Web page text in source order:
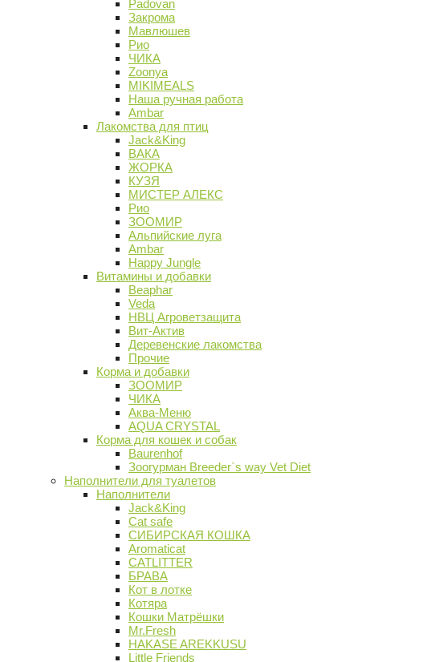
Padovan
Закрома
Мавлюшев
Рио
ЧИКА
Zoonya
MIKIMEALS
Наша ручная работа
Ambar
Лакомства для птиц
Jack&King
ВАКА
ЖОРКА
КУЗЯ
МИСТЕР АЛЕКС
Рио
ЗООМИР
Альпийские луга
Ambar
Happy Jungle
Витамины и добавки
Beaphar
Veda
НВЦ Агроветзащита
Вит-Актив
Деревенские лакомства
Прочие
Корма и добавки
ЗООМИР
ЧИКА
Аква-Меню
AQUA CRYSTAL
Корма для кошек и собак
Baurenhof
Зоогурман Breeder`s way Vet Diet
Наполнители для туалетов
Наполнители
Jack&King
Cat safe
СИБИРСКАЯ КОШКА
Aromaticat
CATLITTER
БРАВА
Кот в лотке
Котяра
Кошки Матрёшки
Mr.Fresh
HAKASE AREKKUSU
Little Friends